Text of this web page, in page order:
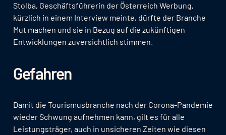
Stolba, Geschäftsführerin der Österreich Werbung,
kürzlich in einem Interview meinte, dürfte der Branche
Mut machen und sie in Bezug auf die zukünftigen
Entwicklungen zuversichtlich stimmen.
Gefahren
Damit die Tourismusbranche nach der Corona-Pandemie
wieder Schwung aufnehmen kann, gilt es für alle
Leistungsträger, auch in unsicheren Zeiten wie diesen